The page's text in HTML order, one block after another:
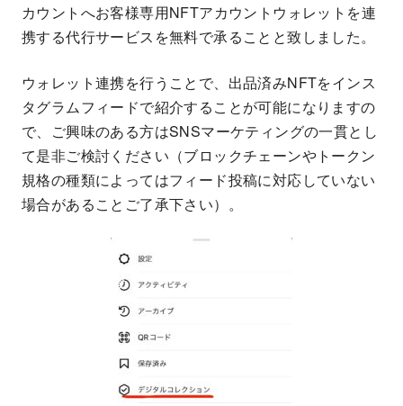
カウントへお客様専用NFTアカウントウォレットを連
携する代行サービスを無料で承ることと致しました。
ウォレット連携を行うことで、出品済みNFTをインス
タグラムフィードで紹介することが可能になりますの
で、ご興味のある方はSNSマーケティングの一貫とし
て是非ご検討ください（ブロックチェーンやトークン
規格の種類によってはフィード投稿に対応していない
場合があることご了承下さい）。